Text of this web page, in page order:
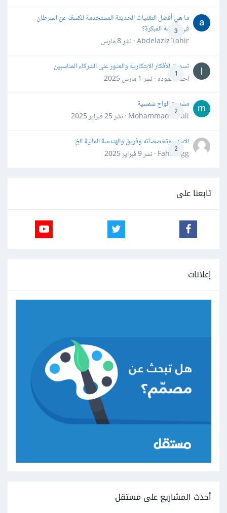
3
ما هي أفضل التقنيات الحديثة المستخدمة للكشف عن السرطان
في مراحله المبكرة؟
Abdelaziz Tahir · نشر
8 مارس
1
تسويق الأفكار الابتكارية والعثور على الشركاء المناسبين
احمد حموده · نشر 1 مارس 2025
2
مشروع الواح شمسية
Mohammad Awali · نشر
25 فبراير 2025
2
الاسهم وتخصصاته وفريق والهندسة المالية الخ
Fahd Ggg · نشر
9 فبراير 2025
تابعنا على
إعلانات
أحدث المشاريع على مستقل